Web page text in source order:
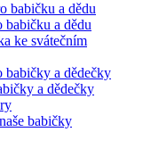
babičku a dědu
a dědu
ke svátečním
babičky a dědečky
a dědečky
babičky